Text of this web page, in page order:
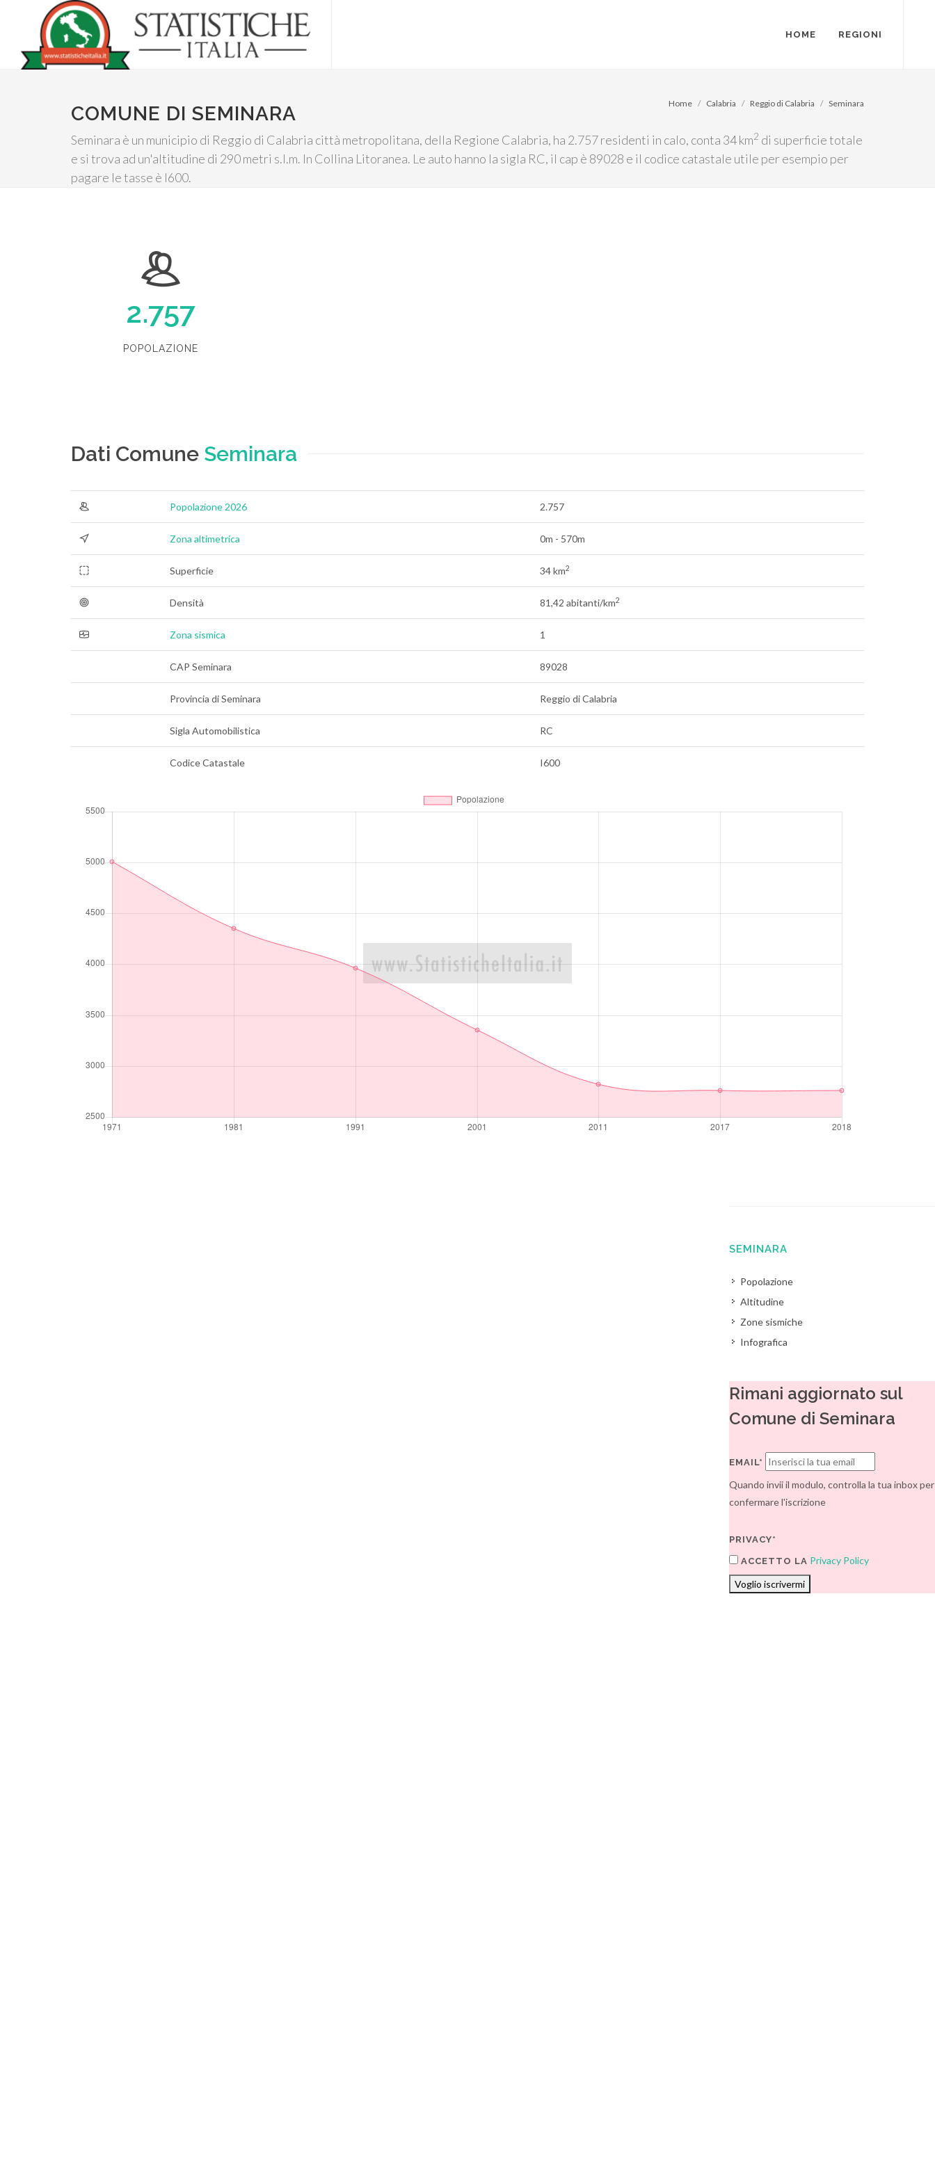
HOME REGIONI
COMUNE DI SEMINARA
Seminara è un municipio di Reggio di Calabria città metropolitana, della Regione Calabria, ha 2.757 residenti in calo, conta 34 km2 di superficie totale
e si trova ad un'altitudine di 290 metri s.l.m. In Collina Litoranea. Le auto hanno la sigla RC, il cap è 89028 e il codice catastale utile per esempio per
pagare le tasse è I600.
Home Calabria Reggio di Calabria Seminara
2.757
POPOLAZIONE
Dati Comune Seminara
Popolazione 2026 2.757
Zona altimetrica 0m - 570m
Superficie 34 km2
Densità 81,42 abitanti/km2
Zona sismica 1
CAP Seminara 89028
Provincia di Seminara Reggio di Calabria
Sigla Automobilistica RC
Codice Catastale I600
SEMINARA
Popolazione
Altitudine
Zone sismiche
Infografica
Rimani aggiornato sul
Comune di Seminara
EMAIL*
Quando invii il modulo, controlla la tua inbox per
confermare l'iscrizione
PRIVACY*
ACCETTO LA Privacy Policy
Voglio iscrivermi